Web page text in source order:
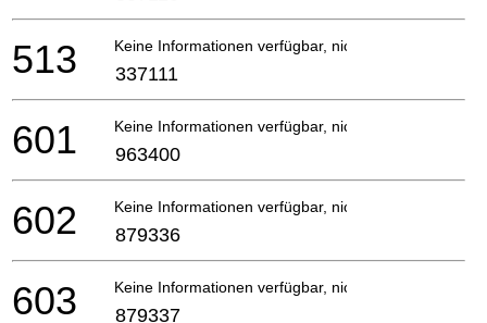
Keine Informationen verfügbar, nicht bestellbar
513 337111
Keine Informationen verfügbar, nicht bestellbar
601 963400
Keine Informationen verfügbar, nicht bestellbar
602 879336
Keine Informationen verfügbar, nicht bestellbar
603 879337